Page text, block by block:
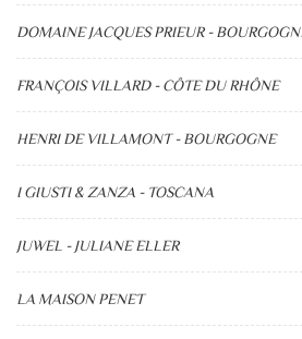
DOMAINE JACQUES PRIEUR -
FRANÇOIS VILLARD - CÔTE DU RHÔNE
HENRI DE VILLAMONT - BOURGOGNE
I GIUSTI & ZANZA - TOSCANA
JUWEL - JULIANE ELLER
LA MAISON PENET